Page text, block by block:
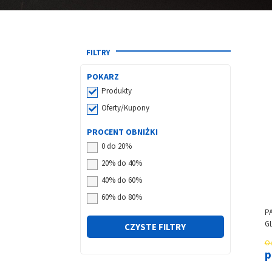
FILTRY
POKARZ
Produkty
Oferty/Kupony
PROCENT OBNIŻKI
0 do 20%
20% do 40%
40% do 60%
60% do 80%
CZYSTE FILTRY